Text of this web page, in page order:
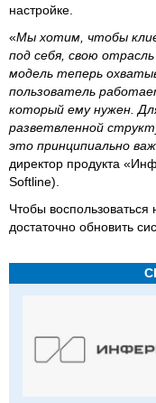
настройке.
«Мы хотим, чтобы
под себя, свою
модель теперь
пользователь
который ему нужен.
разветвленной
это принципиально
директор продукта
Softline).
Чтобы
достаточно обновить